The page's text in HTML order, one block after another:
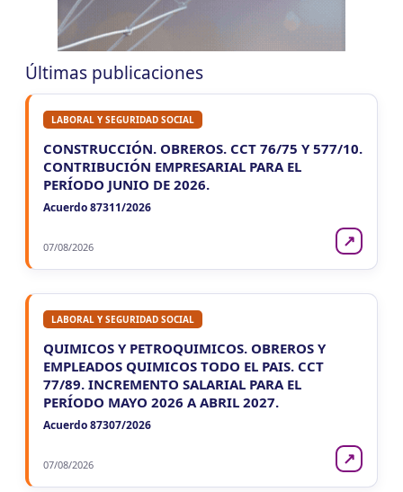
10 CORRIENTES
Reg. Unif. Ret. y Perc. Ctes.
CUIT 4-8-…
Últimas publicaciones
LABORAL Y SEGURIDAD SOCIAL
CONSTRUCCIÓN. OBREROS. CCT 76/75 Y 577/10.
CONTRIBUCIÓN EMPRESARIAL PARA EL
PERÍODO JUNIO DE 2026.
Acuerdo 87311/2026
07/08/2026 ↗
LABORAL Y SEGURIDAD SOCIAL
QUIMICOS Y PETROQUIMICOS. OBREROS Y
EMPLEADOS QUIMICOS TODO EL PAIS. CCT
77/89. INCREMENTO SALARIAL PARA EL
PERÍODO MAYO 2026 A ABRIL 2027.
Acuerdo 87307/2026
07/08/2026 ↗